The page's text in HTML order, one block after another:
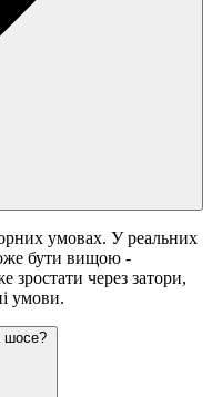
умовах. У реальних
бути вищою -
зростати через затори,
умови.
шосе?